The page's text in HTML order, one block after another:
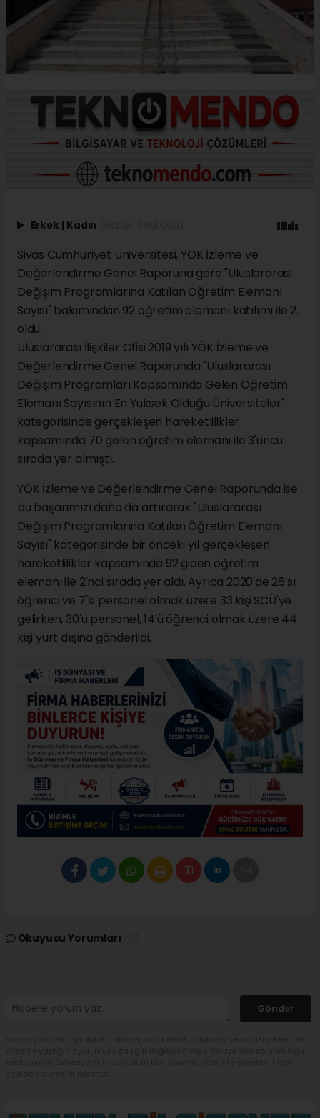
Erkek | Kadın
Sivas Cumhuriyet Üniversitesi, YÖK İzleme ve
Değerlendirme Genel Raporuna göre "Uluslararası
Değişim Programlarına Katılan Öğretim Elemanı
Sayısı" bakımından 92 öğretim elemanı katılımı ile 2.
oldu.
Uluslararası İlişkiler Ofisi 2019 yılı YÖK İzleme ve
Değerlendirme Genel Raporunda "Uluslararası
Değişim Programları Kapsamında Gelen Öğretim
Elemanı Sayısının En Yüksek Olduğu Üniversiteler"
kategorisinde gerçekleşen hareketlilikler
kapsamında 70 gelen öğretim elemanı ile 3'üncü
sırada yer almıştı.
YÖK İzleme ve Değerlendirme Genel Raporunda ise
bu başarımızı daha da artırarak "Uluslararası
Değişim Programlarına Katılan Öğretim Elemanı
Sayısı" kategorisinde bir önceki yıl gerçekleşen
hareketlilikler kapsamında 92 giden öğretim
elemanı ile 2'nci sırada yer aldı. Ayrıca 2020'de 26'sı
öğrenci ve 7'si personel olmak üzere 33 kişi SCÜ'ye
gelirken, 30'u personel, 14'ü öğrenci olmak üzere 44
kişi yurt dışına gönderildi.
Okuyucu Yorumları
Gönder